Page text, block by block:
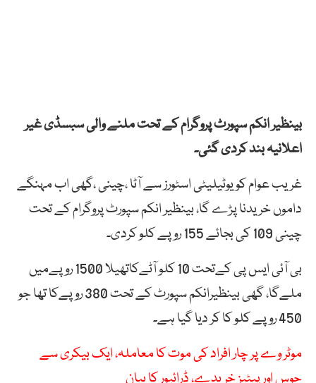
بینظیر انکم سپورٹ پروگرام کے تحت ملنے والی سبسڈی غیر
اعلانیہ بند کردی گئی۔
غریب عوام کو یوٹیلیٹی اسٹورز سے آٹا ،چینی ،گھی اب مہنگے
داموں خریدنا پڑے گا، بینظیر انکم سپورٹ پروگرام کے تحت
چینی 109 کی بجائے 155 روپے کلو کردی۔
بی آئی ایس پی کےتحت 10 کلو آٹےکاتھیلا 1500 روپےمیں
ملےگا، گھی بینظیرانکم سپورٹ کے تحت 380 روپےکا تھا جو
450 روپے کلو کا کر دیا گیا ہے۔
موٹر وے پر چار افراد کی موت کا معاملہ، ایک بیکری سے